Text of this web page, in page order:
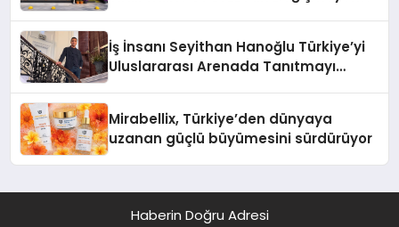
İş İnsanı Seyithan Hanoğlu Türkiye’yi
Uluslararası Arenada Tanıtmayı
Mirabellix, Türkiye’den dünyaya
uzanan güçlü büyümesini sürdürüyor
Haberin Doğru Adresi